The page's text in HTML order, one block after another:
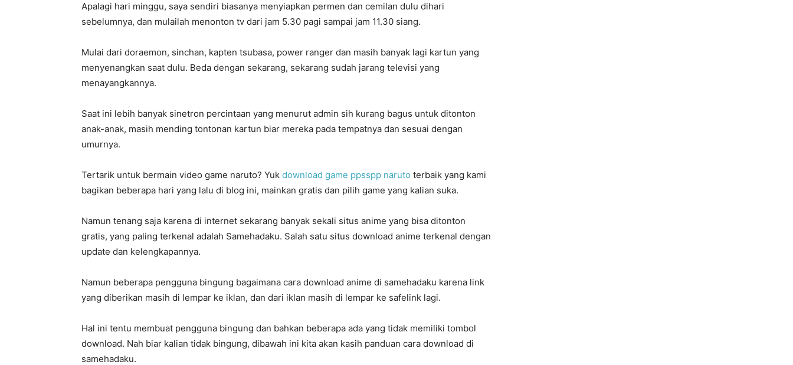
Apalagi hari minggu, saya sendiri biasanya menyiapkan permen dan cemilan dulu dihari
sebelumnya, dan mulailah menonton tv dari jam 5.30 pagi sampai jam 11.30 siang.
Mulai dari doraemon, sinchan, kapten tsubasa, power ranger dan masih banyak lagi kartun yang
menyenangkan saat dulu. Beda dengan sekarang, sekarang sudah jarang televisi yang
menayangkannya.
Saat ini lebih banyak sinetron percintaan yang menurut admin sih kurang bagus untuk ditonton
anak-anak, masih mending tontonan kartun biar mereka pada tempatnya dan sesuai dengan
umurnya.
Tertarik untuk bermain video game naruto? Yuk download game ppsspp naruto terbaik yang kami
bagikan beberapa hari yang lalu di blog ini, mainkan gratis dan pilih game yang kalian suka.
Namun tenang saja karena di internet sekarang banyak sekali situs anime yang bisa ditonton
gratis, yang paling terkenal adalah Samehadaku. Salah satu situs download anime terkenal dengan
update dan kelengkapannya.
Namun beberapa pengguna bingung bagaimana cara download anime di samehadaku karena link
yang diberikan masih di lempar ke iklan, dan dari iklan masih di lempar ke safelink lagi.
Hal ini tentu membuat pengguna bingung dan bahkan beberapa ada yang tidak memiliki tombol
download. Nah biar kalian tidak bingung, dibawah ini kita akan kasih panduan cara download di
samehadaku.